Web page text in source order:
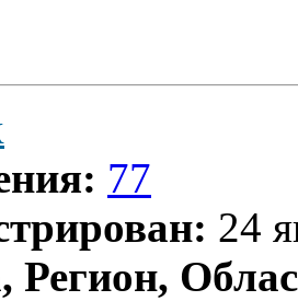
77
24
Регион,